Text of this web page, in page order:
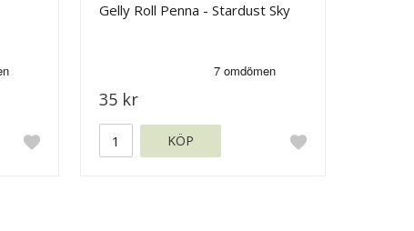
Gelly Roll Penna - Stardust Sky
35 kr
KÖP